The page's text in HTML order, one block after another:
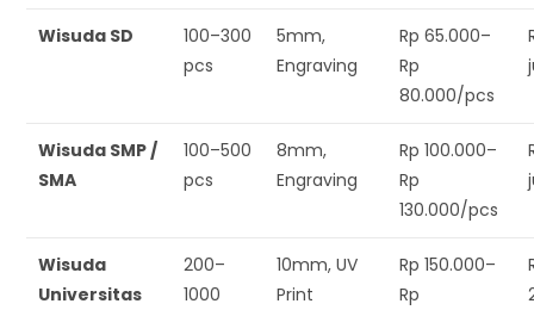
Wisuda SD
100–300
pcs
5mm,
Engraving
Rp 65.000–
Rp
80.000/pcs
Wisuda SMP /
SMA
100–500
pcs
8mm,
Engraving
Rp 100.000–
Rp
130.000/pcs
Wisuda
Universitas
200–
1000
10mm, UV
Print
Rp 150.000–
Rp